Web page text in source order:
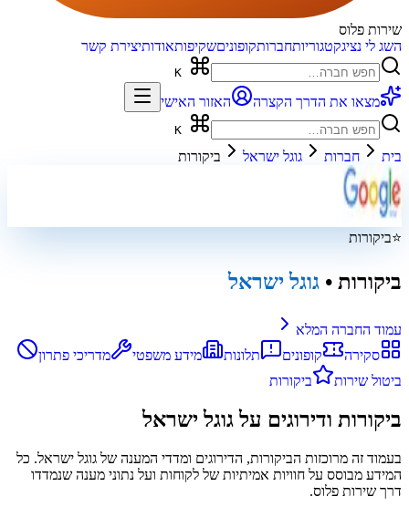
שירות פלוס
השג לי נציגקטגוריותחברותקופוניםשקיפותאודותיצירת קשר
מצאו את הדרך הקצרה האזור האישי
בית חברות גוגל ישראל ביקורות
⭐ביקורות
ביקורות • גוגל ישראל
עמוד החברה המלא
סקירה
קופונים תלונות מידע משפטי
מדריכי פתרון
ביטול שירות
ביקורות
ביקורות ודירוגים עלגוגל ישראל
בעמוד זה מרוכזות הביקורות, הדירוגים ומדדי המענה של גוגל ישראל. כל
המידע מבוסס על חוויות אמיתיות של לקוחות ועל נתוני מענה שנמדדו
דרך שירות פלוס.